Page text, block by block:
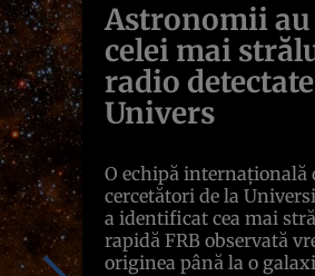
Astronomii au
celei mai
radio
Univers
O echipă
cercetători de la
a identificat cea mai
rapidă FRB observată
originea până la o